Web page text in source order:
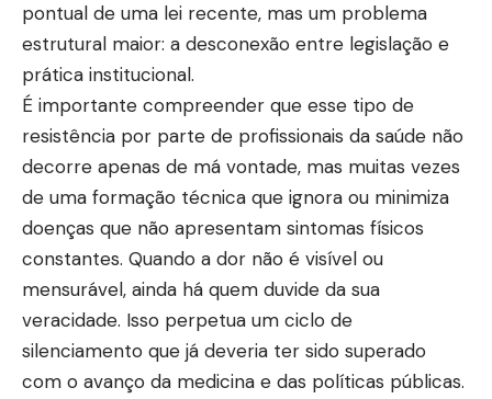
pontual de uma lei recente, mas um problema
estrutural maior: a desconexão entre legislação e
prática institucional.
É importante compreender que esse tipo de
resistência por parte de profissionais da saúde não
decorre apenas de má vontade, mas muitas vezes
de uma formação técnica que ignora ou minimiza
doenças que não apresentam sintomas físicos
constantes. Quando a dor não é visível ou
mensurável, ainda há quem duvide da sua
veracidade. Isso perpetua um ciclo de
silenciamento que já deveria ter sido superado
com o avanço da medicina e das políticas públicas.